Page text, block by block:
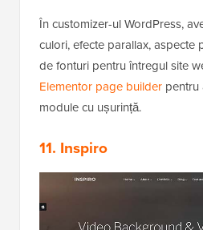
În customizer-ul WordPress,
culori, efecte parallax, aspecte
de fonturi pentru întregul site
Elementor page builder pentru
module cu ușurință.
11. Inspiro